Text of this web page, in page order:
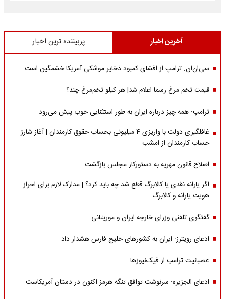
آخرین اخبار پربیننده ترین اخبار
سی‌ان‌ان: ترامپ از افشای کمبود ذخایر موشکی آمریکا خشمگین است
قیمت تخم مرغ رسما اعلام شد| هر کیلو تخم‌مرغ چند؟
ترامپ: همه چیز درباره ایران به طور استثنایی خوب پیش می‌رود
غافلگیری دولت با واریزی 4 میلیونی بحساب حقوق کارمندان | آغاز شارژ
حساب کارمندان از امشب
اصلاح قانون مهریه به دستورکار مجلس بازگشت
اگر یارانه نقدی یا کالابرگ قطع شد چه باید کرد؟ | مدارک لازم برای احراز
هویت یارانه و کالابرگ
گفتگوی تلفنی وزرای خارجه ایران و موریتانی
ادعای رویترز: ایران به کشورهای خلیج فارس هشدار داد
عصبانیت ترامپ از فیک‌نیوزها
ادعای الجزیره: سرنوشت توافق تنگه هرمز اکنون در دستان آمریکاست